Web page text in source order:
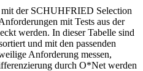
der SCHUHFRIED Selection
mit Tests aus der
werden. In dieser Tabelle sind
und mit den passenden
Anforderung messen,
durch O*Net werden